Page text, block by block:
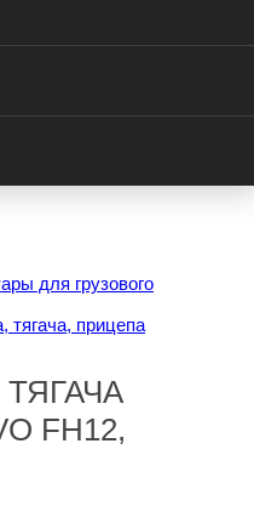
для грузового
тягача, прицепа
FH12,